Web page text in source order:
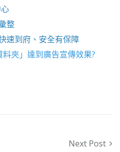
整
速到府、安全有保障
料夾」達到廣告宣傳效果?
Next Post